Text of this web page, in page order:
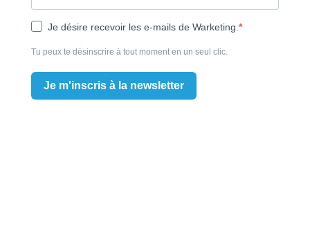
Je désire recevoir les e-mails de Warketing.
Tu peux te désinscrire à tout moment en un seul clic.
Je m'inscris à la newsletter